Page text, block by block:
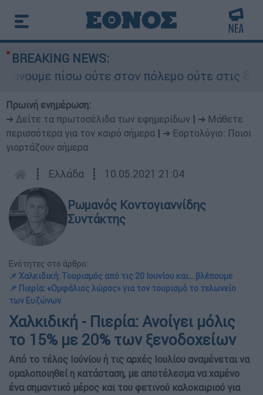
BREAKING NEWS:
πίσω ούτε στον πόλεμο ούτε στις
Πρωινή ενημέρωση:
➔ Δείτε τα πρωτοσέλιδα των εφημερίδων
➔ Μάθετε
περισσότερα για τον καιρό σήμερα
➔ Εορτολόγιο: Ποιοι
γιορτάζουν σήμερα
┋ Ελλάδα ┋ 10.05.2021 21:04
Ρωμανός Κοντογιαννίδης
Συντάκτης
Ενότητες στο άρθρο:
📌 Χαλκιδική: Τουρισμός από τις 20 Ιουνίου και… βλέπουμε
📌 Πιερία: «Ομφάλιος λώρος» για τον τουρισμό το τελωνείο
των Ευζώνων
Χαλκιδική - Πιερία: Ανοίγει μόλις
το 15% με 20% των ξενοδοχείων
Από το τέλος Ιούνίου ή τις αρχές Ιουλίου αναμένεται να
ομαλοποιηθεί η κατάσταση, με αποτέλεσμα να χαμένο
ένα σημαντικό μέρος και του φετινού καλοκαιριού για